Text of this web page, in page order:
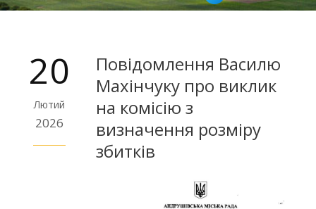
20
Лютий
2026
Повідомлення Василю
Махінчуку про виклик
на комісію з
визначення розміру
збитків